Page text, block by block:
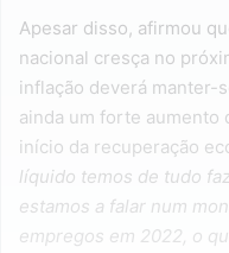
Apesar disso, afirmou
nacional cresça no
inflação deverá manter-
ainda um forte aumento
início da recuperação
líquido temos de tudo
estamos a falar num
empregos em 2022, o